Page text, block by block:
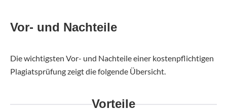
Vor- und Nachteile
Die wichtigsten Vor- und Nachteile einer kostenpflichtigen
Plagiatsprüfung zeigt die folgende Übersicht.
Vorteile